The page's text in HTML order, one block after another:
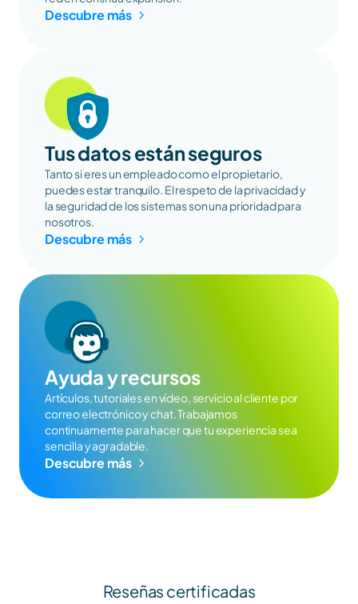
Descubre más
Tus datos están seguros
Tanto si eres un empleado como el propietario,
puedes estar tranquilo. El respeto de la privacidad y
la seguridad de los sistemas son una prioridad para
nosotros.
Descubre más
Ayuda y recursos
Artículos, tutoriales en vídeo, servicio al cliente por
correo electrónico y chat. Trabajamos
continuamente para hacer que tu experiencia sea
sencilla y agradable.
Descubre más
Reseñas certificadas